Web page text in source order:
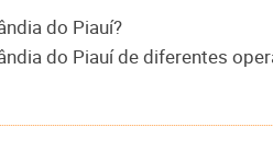
do Piauí?
do Piauí de diferentes